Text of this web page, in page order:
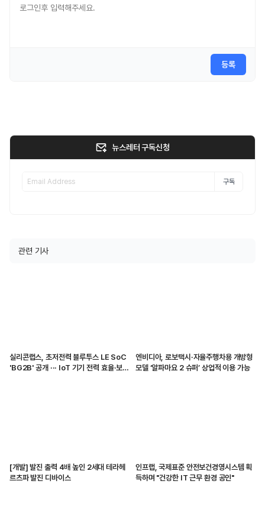
등록
뉴스레터 구독신청
구독
관련 기사
실리콘랩스, 초저전력 블루투스 LE SoC
'BG2B' 공개 ··· IoT 기기 전력 효율·보안
엔비디아, 로보택시·자율주행차용 개방형
모델 ‘알파마요 2 슈퍼’ 상업적 이용 가능
[개발] 발진 출력 4배 높인 2세대 테라헤
르츠파 발진 디바이스
인프랩, 국제표준 안전보건경영시스템 획
득하며 "건강한 IT 근무 환경 공인"